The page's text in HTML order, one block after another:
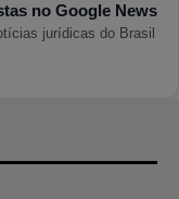
no Google News
jurídicas do Brasil